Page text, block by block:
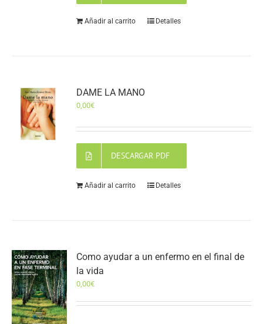
Añadir al carrito Detalles
DAME LA MANO
0,00€
DESCARGAR PDF
Añadir al carrito Detalles
Como ayudar a un enfermo en el final de
la vida
0,00€